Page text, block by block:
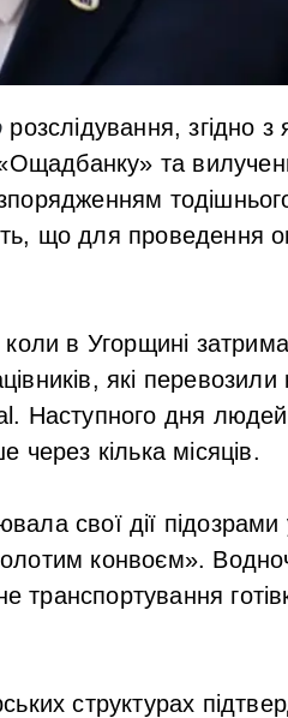
розслідування, згідно
«Ощадбанку» та
що для проведення
в Угорщині
які
Наступного дня
через кілька місяців.
свої дії підозрами
конвоєм».
структурах